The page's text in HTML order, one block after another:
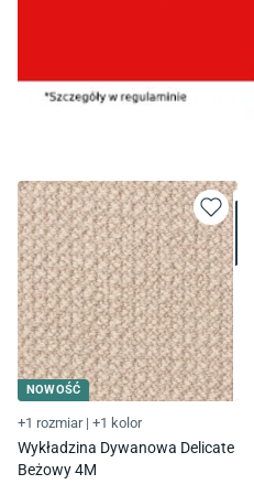
NOWOŚĆ
+1 rozmiar | +1 kolor
Wykładzina Dywanowa Delicate
Beżowy 4M